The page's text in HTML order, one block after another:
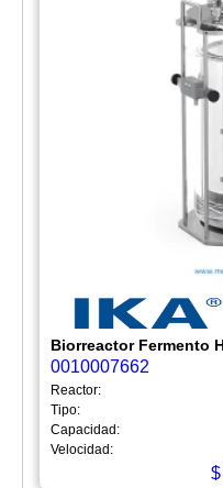
Biorreactor Fermento
0010007662
Reactor:
Tipo:
Capacidad:
Velocidad:
$